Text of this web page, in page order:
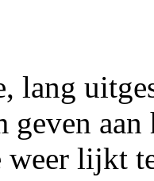
lang
geven
weer lijkt